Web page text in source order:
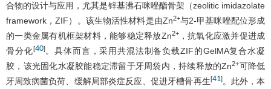
合物的设计与应用，尤其是锌基沸石咪唑酯骨架（zeolitic imidazolate
framework，ZIF）。该生物活性材料是由Zn2+与2-甲基咪唑配位形成
的一类金属有机框架材料，能够稳定释放Zn2+，抗氧化应激并促进成
骨分化[40]。具体而言，采用共混法制备负载ZIF的GelMA复合水凝
胶，该光固化水凝胶能稳定滞留于牙周袋内，持续释放的Zn2+可降低
牙周致病菌负荷、缓解局部炎症反应、促进牙槽骨再生[41]。此外，本